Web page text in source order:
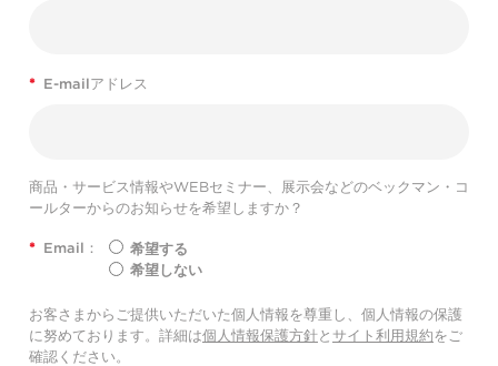
* E-mailアドレス
商品・サービス情報やWEBセミナー、展示会などのベックマン・コ
ールターからのお知らせを希望しますか？
* Email：
希望する
希望しない
お客さまからご提供いただいた個人情報を尊重し、個人情報の保護
に努めております。詳細は個人情報保護方針と サイト利用規約をご
確認ください。